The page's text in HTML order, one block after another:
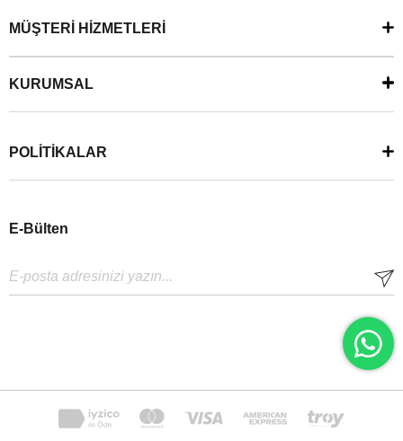
MÜŞTERİ HİZMETLERİ
KURUMSAL
POLİTİKALAR
E-Bülten